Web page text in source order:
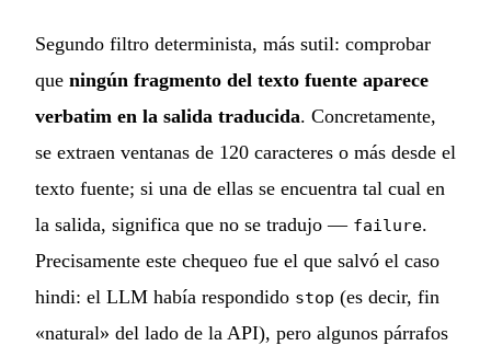
Segundo filtro determinista, más sutil: comprobar
que ningún fragmento del texto fuente aparece
verbatim en la salida traducida. Concretamente,
se extraen ventanas de 120 caracteres o más desde el
texto fuente; si una de ellas se encuentra tal cual en
la salida, significa que no se tradujo — failure.
Precisamente este chequeo fue el que salvó el caso
hindi: el LLM había respondido stop (es decir, fin
«natural» del lado de la API), pero algunos párrafos